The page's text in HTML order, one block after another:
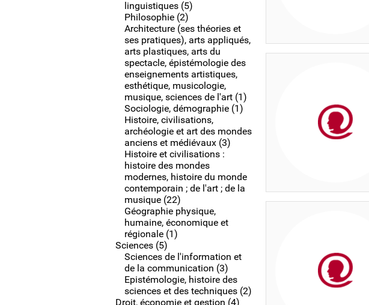
linguistiques (5)
Philosophie (2)
Architecture (ses théories et
ses pratiques), arts appliqués,
arts plastiques, arts du
spectacle, épistémologie des
enseignements artistiques,
esthétique, musicologie,
musique, sciences de l'art (1)
Sociologie, démographie (1)
Histoire, civilisations,
archéologie et art des mondes
anciens et médiévaux (3)
Histoire et civilisations :
histoire des mondes
modernes, histoire du monde
contemporain ; de l'art ; de la
musique (22)
Géographie physique,
humaine, économique et
régionale (1)
Sciences (5)
Sciences de l'information et
de la communication (3)
Epistémologie, histoire des
sciences et des techniques (2)
Droit, économie et gestion (4)